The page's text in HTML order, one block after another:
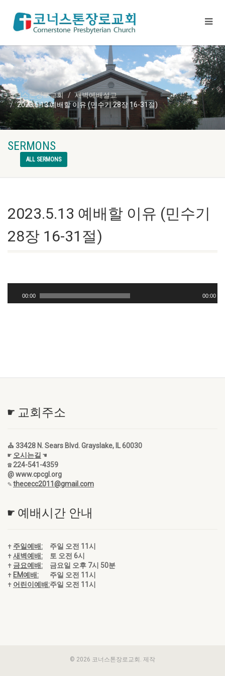
코너스톤장로교회
새벽예배설교
2023.5.13 예배할 이유 (민수기 28장 16-31절)
SERMONS
ALL SERMONS
2023.5.13 예배할 이유 (민수기
28장 16-31절)
00:00 00:00
☛ 교회주소
⛪ 33428 N. Sears Blvd. Grayslake, IL 60030
☛ 오시는길 ☚
☎ 224-541-4359
@ www.cpcgl.org
✎thececc2011@gmail.com
☛ 예배시간 안내
✝ 주일예배:
주일 오전 11시
✝새벽예배:
토 오전 6시
✝ 금요예배:
금요일 오후 7시 50분
✝ EM예배:
주일 오전 11시
✝ 어린이예배:주일 오전 11시
© 2026 코너스톤장로교회. 제작